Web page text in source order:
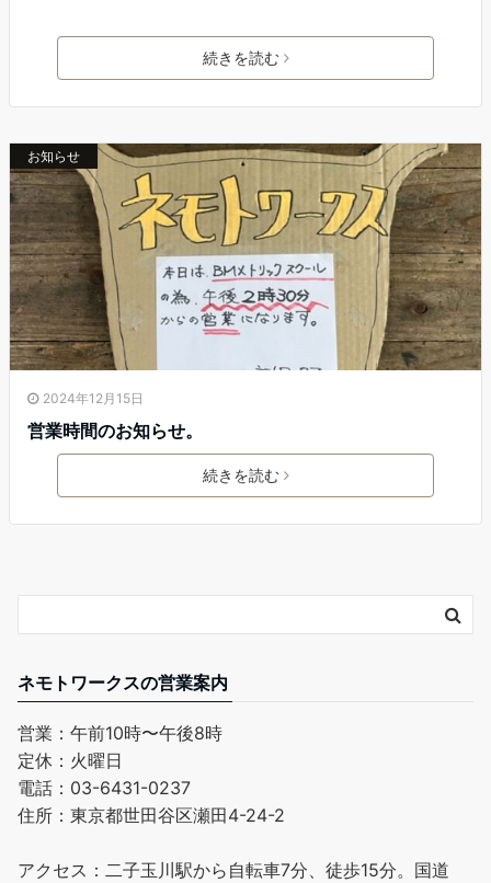
続きを読む
お知らせ
2024年12月15日
営業時間のお知らせ。
続きを読む
ネモトワークスの営業案内
営業：午前10時〜午後8時
定休：火曜日
電話：03-6431-0237
住所：東京都世田谷区瀬田4-24-2
アクセス：二子玉川駅から自転車7分、徒歩15分。国道